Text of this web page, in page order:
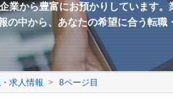
業から豊富にお預かりしています
の中から、あなたの希望に合う転職
求人情報 8ページ目
ィレクター ゲームプ
ナリオライター
り 英語を活
活かす 土日休み